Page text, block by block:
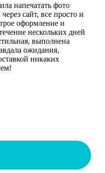
напечатать фото
сайт, все просто и
оформление и
нескольких дней
выполнена
ожидания,
никаких